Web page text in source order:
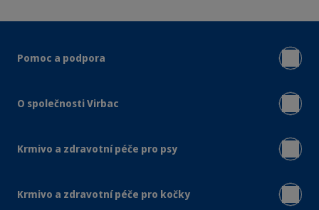
Pomoc a podpora
O společnosti Virbac
Krmivo a zdravotní péče pro psy
Krmivo a zdravotní péče pro kočky